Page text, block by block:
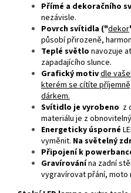
Přímé a dekoračního
nezávisle.
Povrch svítidla ("dekor
působí přirozeně,
Teplé světlo navozuje
zapadajícího slunce.
Grafický motivdle
kterém se cítíte
dárkem.
Svítidlo je vyrobeno z
materiálu je z
Energeticky úsporné
vyměnit. Na světelný
Připojení k
Gravírovánína zadní
vygravírovat přání, moto